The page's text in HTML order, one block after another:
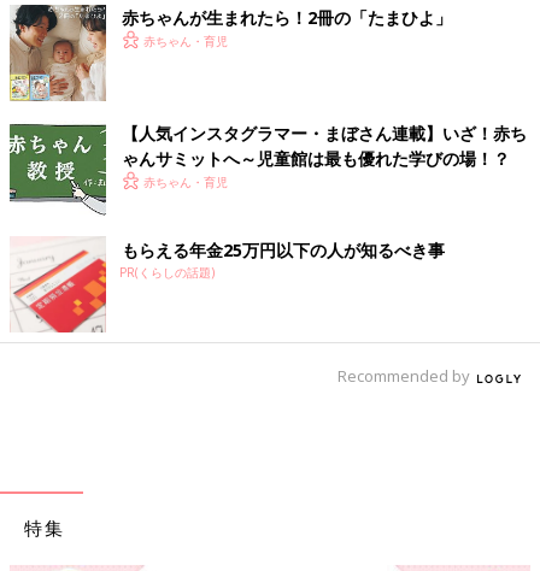
赤ちゃんが生まれたら！2冊の「たまひよ」
赤ちゃん・育児
【人気インスタグラマー・まぼさん連載】いざ！赤ち
ゃんサミットへ～児童館は最も優れた学びの場！？
赤ちゃん・育児
もらえる年金25万円以下の人が知るべき事
PR(くらしの話題)
Recommended by
特集